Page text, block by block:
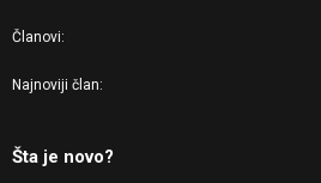
Članovi
Najnoviji član
Šta je novo?